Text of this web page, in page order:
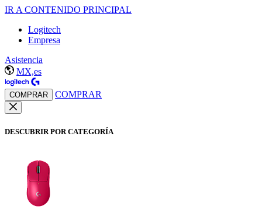
IR A CONTENIDO PRINCIPAL
Logitech
Empresa
Asistencia
MX,es
COMPRAR COMPRAR
DESCUBRIR POR CATEGORÍA